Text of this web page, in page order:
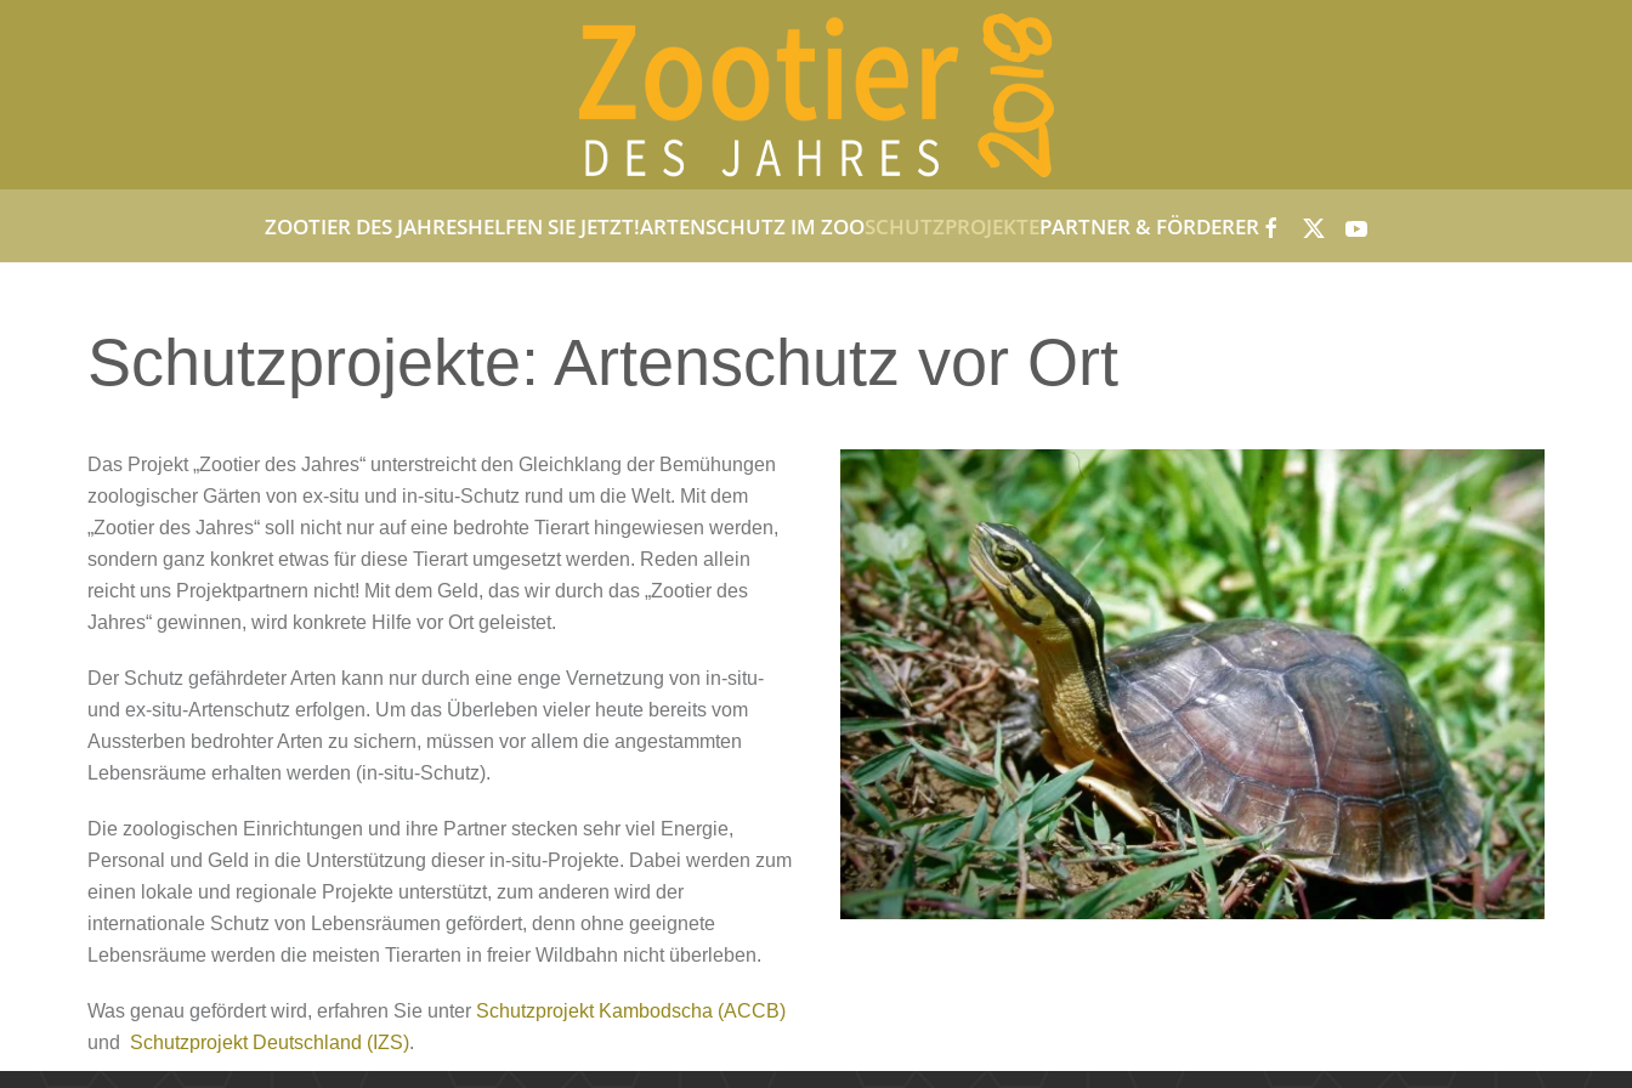
ZOOTIER DES JAHRESHELFEN SIE JETZT!ARTENSCHUTZ IM ZOOSCHUTZPROJEKTEPARTNER & FÖRDERER
Schutzprojekte: Artenschutz vor Ort
Das Projekt „Zootier des Jahres“ unterstreicht den Gleichklang der Bemühungen
zoologischer Gärten von ex-situ und in-situ-Schutz rund um die Welt. Mit dem
„Zootier des Jahres“ soll nicht nur auf eine bedrohte Tierart hingewiesen werden,
sondern ganz konkret etwas für diese Tierart umgesetzt werden. Reden allein
reicht uns Projektpartnern nicht! Mit dem Geld, das wir durch das „Zootier des
Jahres“ gewinnen, wird konkrete Hilfe vor Ort geleistet.
Der Schutz gefährdeter Arten kann nur durch eine enge Vernetzung von in-situ-
und ex-situ-Artenschutz erfolgen. Um das Überleben vieler heute bereits vom
Aussterben bedrohter Arten zu sichern, müssen vor allem die angestammten
Lebensräume erhalten werden (in-situ-Schutz).
Die zoologischen Einrichtungen und ihre Partner stecken sehr viel Energie,
Personal und Geld in die Unterstützung dieser in-situ-Projekte. Dabei werden zum
einen lokale und regionale Projekte unterstützt, zum anderen wird der
internationale Schutz von Lebensräumen gefördert, denn ohne geeignete
Lebensräume werden die meisten Tierarten in freier Wildbahn nicht überleben.
Was genau gefördert wird, erfahren Sie unter Schutzprojekt Kambodscha (ACCB)
und Schutzprojekt Deutschland (IZS).